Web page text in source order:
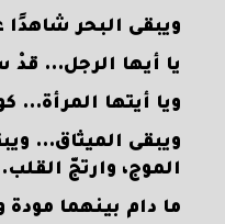
ويبقى البحر شاهدًا
يا أيها الرجل… قدْ
ويا أيتها المرأة…
ويبقى الميثاق…
الموج، وارتجّ القلب.
ما دام بينهما